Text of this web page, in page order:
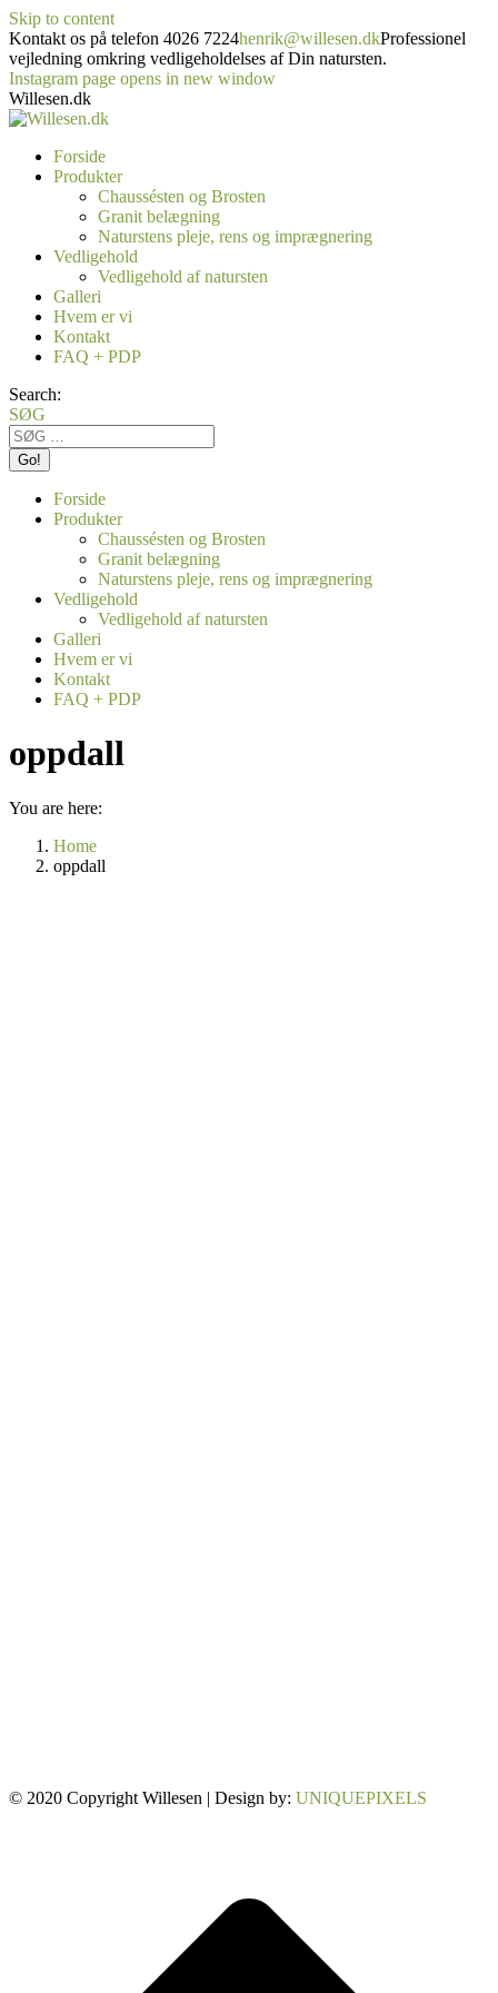
Skip to content
Kontakt os på telefon 4026 7224henrik@willesen.dkProfessionel
vejledning omkring vedligeholdelses af Din natursten.
Instagram page opens in new window
Willesen.dk
Forside
Produkter
Chaussésten og Brosten
Granit belægning
Naturstens pleje, rens og imprægnering
Vedligehold
Vedligehold af natursten
Galleri
Hvem er vi
Kontakt
FAQ + PDP
Search:
SØG
Forside
Produkter
Chaussésten og Brosten
Granit belægning
Naturstens pleje, rens og imprægnering
Vedligehold
Vedligehold af natursten
Galleri
Hvem er vi
Kontakt
FAQ + PDP
oppdall
You are here:
Home
oppdall
© 2020 Copyright Willesen | Design by: UNIQUEPIXELS